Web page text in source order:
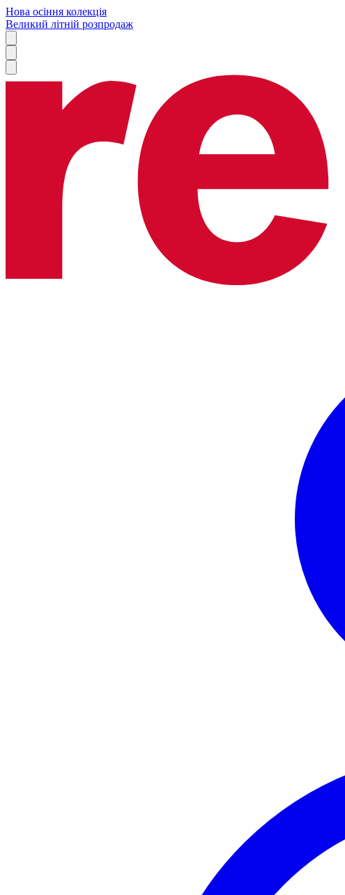
Нова осіння колекція
Великий літній розпродаж